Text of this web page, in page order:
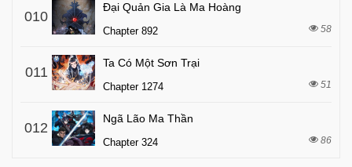
010
Đại Quản Gia Là Ma Hoàng
Chapter 892 58
011
Ta Có Một Sơn Trại
Chapter 1274 51
012
Ngã Lão Ma Thần
Chapter 324 86